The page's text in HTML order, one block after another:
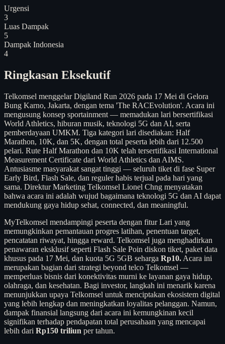
Urgensi
3
Luas Dampak
5
Dampak Indonesia
4
Ringkasan Eksekutif
Telkomsel menggelar Digiland Run 2026 pada 17 Mei di Gelora
Bung Karno, Jakarta, dengan tema 'The RACEvolution'. Acara ini
mengusung konsep sportainment — memadukan lari bersertifikasi
World Athletics, hiburan musik, teknologi 5G dan AI, serta
pemberdayaan UMKM. Tiga kategori lari disediakan: Half
Marathon, 10K, dan 5K, dengan total peserta lebih dari 12.500
pelari. Rute Half Marathon dan 10K telah tersertifikasi International
Measurement Certificate dari World Athletics dan AIMS.
Antusiasme masyarakat sangat tinggi — seluruh tiket di fase Super
Early Bird, Flash Sale, dan reguler habis terjual pada hari yang
sama. Direktur Marketing Telkomsel Lionel Chng menyatakan
bahwa acara ini adalah wujud bagaimana teknologi 5G dan AI dapat
mendukung gaya hidup sehat, connected, dan meaningful.
MyTelkomsel mendampingi peserta dengan fitur Lari yang
memungkinkan pemantauan progres latihan, penentuan target,
pencatatan riwayat, hingga reward. Telkomsel juga menghadirkan
penawaran eksklusif seperti Flash Sale Poin diskon tiket, paket data
khusus pada 17 Mei, dan kuota 5G 5GB seharga Rp10. Acara ini
merupakan bagian dari strategi beyond telco Telkomsel —
memperluas bisnis dari konektivitas murni ke layanan gaya hidup,
olahraga, dan kesehatan. Bagi investor, langkah ini menarik karena
menunjukkan upaya Telkomsel untuk menciptakan ekosistem digital
yang lebih lengkap dan meningkatkan loyalitas pelanggan. Namun,
dampak finansial langsung dari acara ini kemungkinan kecil
signifikan terhadap pendapatan total perusahaan yang mencapai
lebih dari Rp150 triliun per tahun.